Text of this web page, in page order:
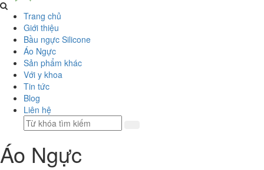
Trang chủ
Giới thiệu
Bầu ngực Silicone
Áo Ngực
Sản phẩm khác
Với y khoa
Tin tức
Blog
Liên hệ
Áo Ngực